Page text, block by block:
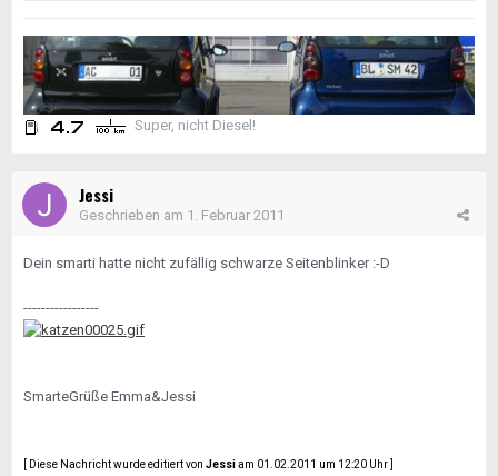
Super, nicht Diesel!
Jessi
Geschrieben am 1. Februar 2011
Dein smarti hatte nicht zufällig schwarze Seitenblinker :-D
-----------------
SmarteGrüße Emma&Jessi
[ Diese Nachricht wurde editiert von Jessiam 01.02.2011 um 12:20 Uhr ]